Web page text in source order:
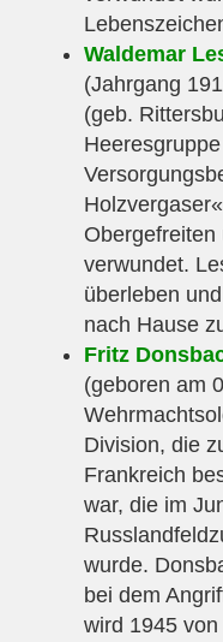
Waldemar
(Jahrgang
(geb.
verwundet.
überleben
nach Hause
Fritz
(geboren am
Division, die
Frankreich
war, die im
wurde.
bei dem
wird 1945